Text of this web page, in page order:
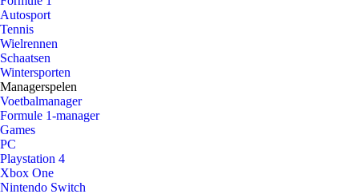
Autosport
Tennis
Wielrennen
Schaatsen
Wintersporten
Managerspelen
Voetbalmanager
Formule 1-manager
Games
PC
Playstation 4
Xbox One
Nintendo Switch